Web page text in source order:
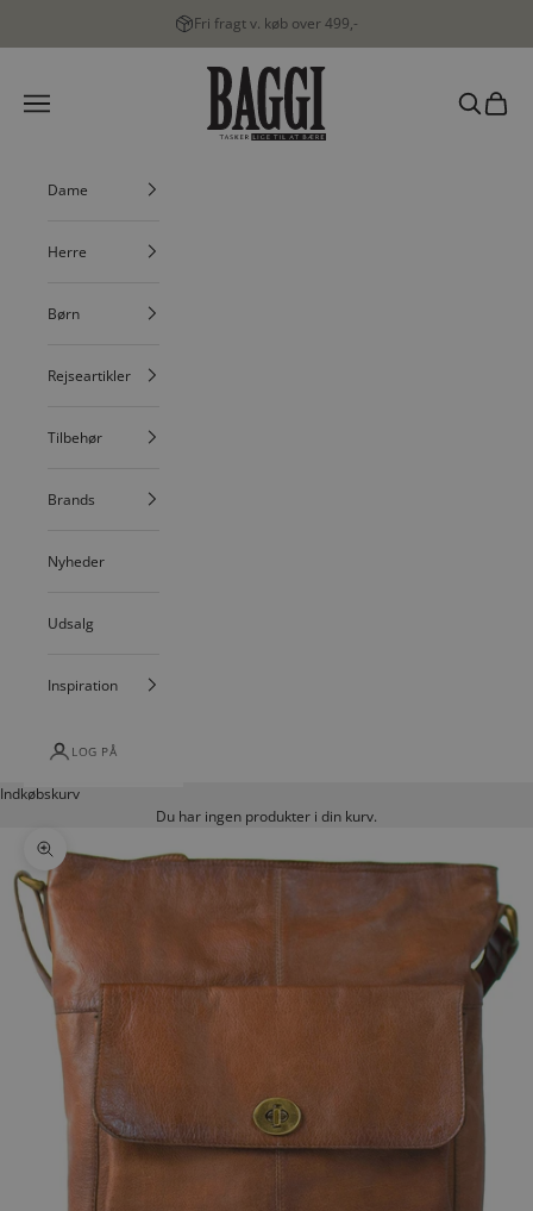
Fri fragt v. køb over 499,-
BAGGI
Menu
Søg
Dame
Herre
Børn
Rejseartikler
Tilbehør
Brands
Nyheder
Udsalg
Inspiration
LOG PÅ
Indkøbskurv
Du har ingen produkter i din kurv.
Zoom